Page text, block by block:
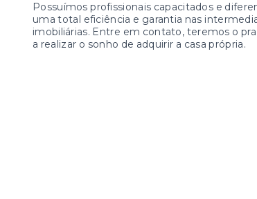
Possuímos profissionais capacitados e
uma total eficiência e garantia nas
imobiliárias. Entre em contato, teremos o
a realizar o sonho de adquirir a casa própria.